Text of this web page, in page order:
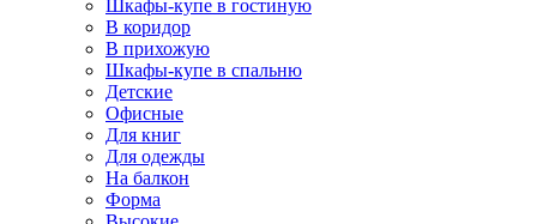
Шкафы-купе в гостиную
В коридор
В прихожую
Шкафы-купе в спальню
Детские
Офисные
Для книг
Для одежды
На балкон
Форма